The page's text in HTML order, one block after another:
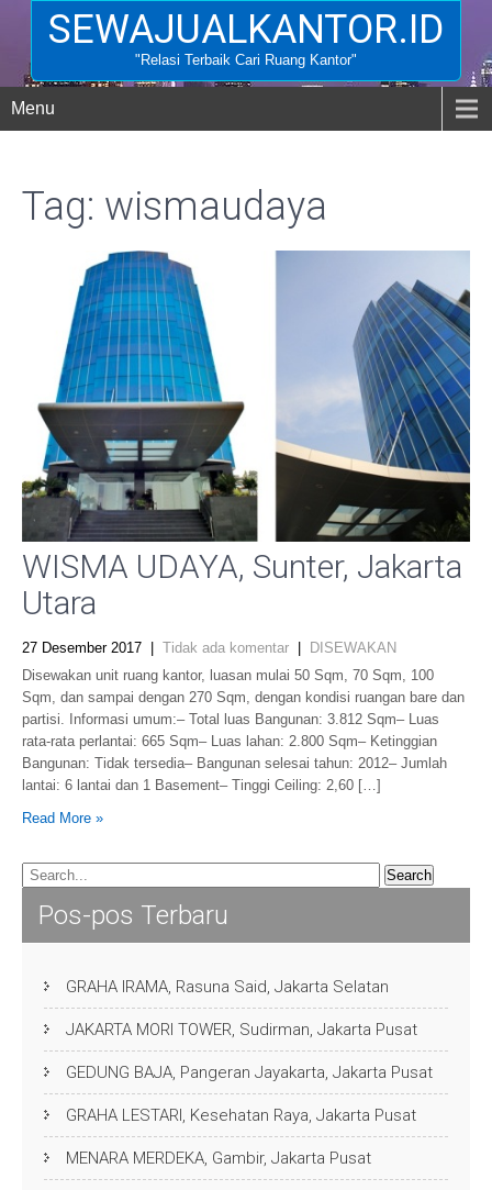
SEWAJUALKANTOR.ID
"Relasi Terbaik Cari Ruang Kantor"
Menu
Tag: wismaudaya
WISMA UDAYA, Sunter, Jakarta
Utara
27 Desember 2017 Tidak ada komentar
DISEWAKAN
Disewakan unit ruang kantor, luasan mulai 50 Sqm, 70 Sqm, 100
Sqm, dan sampai dengan 270 Sqm, dengan kondisi ruangan bare dan
partisi. Informasi umum:– Total luas Bangunan: 3.812 Sqm– Luas
rata-rata perlantai: 665 Sqm– Luas lahan: 2.800 Sqm– Ketinggian
Bangunan: Tidak tersedia– Bangunan selesai tahun: 2012– Jumlah
lantai: 6 lantai dan 1 Basement– Tinggi Ceiling: 2,60 […]
Read More »
Pos-pos Terbaru
GRAHA IRAMA, Rasuna Said, Jakarta Selatan
JAKARTA MORI TOWER, Sudirman, Jakarta Pusat
GEDUNG BAJA, Pangeran Jayakarta, Jakarta Pusat
GRAHA LESTARI, Kesehatan Raya, Jakarta Pusat
MENARA MERDEKA, Gambir, Jakarta Pusat